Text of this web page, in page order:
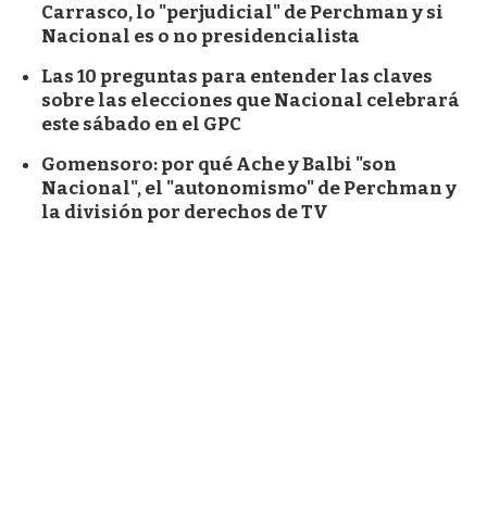
Carrasco, lo "perjudicial" de Perchman y si
Nacional es o no presidencialista
Las 10 preguntas para entender las claves
sobre las elecciones que Nacional celebrará
este sábado en el GPC
Gomensoro: por qué Ache y Balbi "son
Nacional", el "autonomismo" de Perchman y
la división por derechos de TV